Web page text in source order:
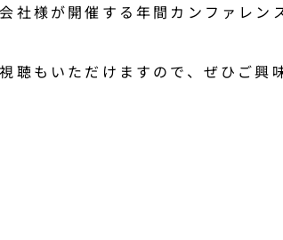
社様が開催する年間カンファレ
聴もいただけますので、ぜひご興